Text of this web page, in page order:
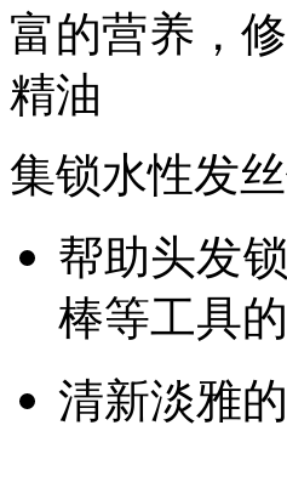
富的营养，
精油
集锁水性发丝
帮助头发
棒等工具
清新淡雅